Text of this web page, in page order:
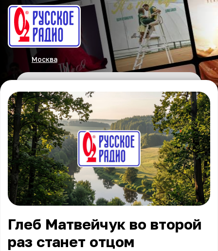
Москва
Глеб Матвейчук во второй
раз станет отцом